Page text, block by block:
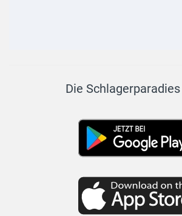
Die